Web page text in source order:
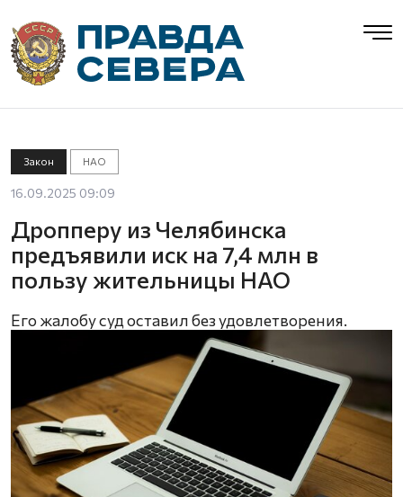
Закон НАО
16.09.2025 09:09
Дропперу из Челябинска
предъявили иск на 7,4 млн в
пользу жительницы НАО
Его жалобу суд оставил без удовлетворения.